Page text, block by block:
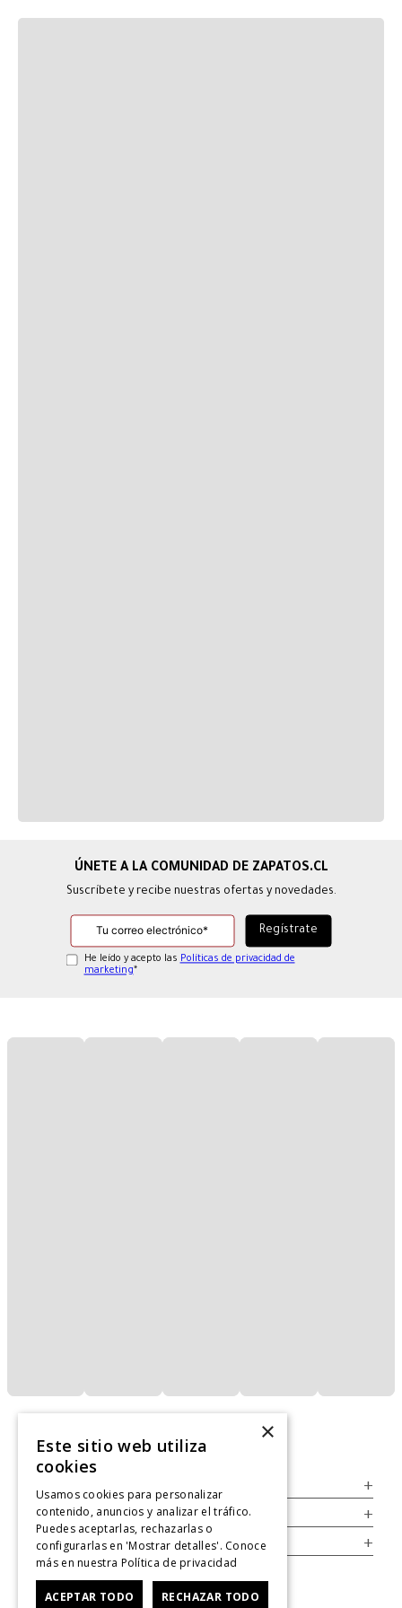
Suscríbete y recibe nuestras ofertas y novedades.
He leído y acepto las Políticas de privacidad de
marketing*
+
Legal +
Cuenta +
×
Este sitio web utiliza
cookies
Usamos cookies para personalizar
contenido, anuncios y analizar el tráfico.
Puedes aceptarlas, rechazarlas o
configurarlas en 'Mostrar detalles'. Conoce
más en nuestra Política de privacidad
ACEPTAR TODO RECHAZAR TODO